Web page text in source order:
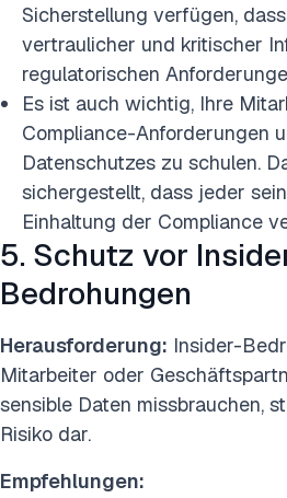
Sicherstellung verfügen,
vertraulicher und kritischer
regulatorischen
Es ist auch wichtig, Ihre
Compliance-Anforderungen
Datenschutzes zu schulen.
sichergestellt, dass jeder
Einhaltung der Compliance
5. Schutz vor
Bedrohungen
Herausforderung: Insider-
Mitarbeiter oder
sensible Daten missbrauchen,
Risiko dar.
Empfehlungen: